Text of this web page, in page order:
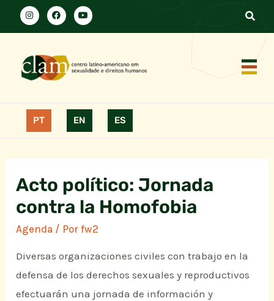
PT EN ES
Acto político: Jornada
contra la Homofobia
Agenda / Porfw2
Diversas organizaciones civiles con trabajo en la
defensa de los derechos sexuales y reproductivos
efectuarán una jornada de información y